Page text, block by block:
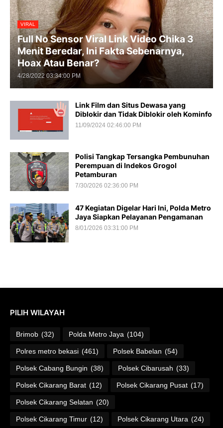
VIRAL
Full No Sensor Viral Link Video Chika 3
Menit Beredar, Ini Fakta Sebenarnya,
Hoax Atau Benar?
4/28/2022 03:34:00 PM
Link Film dan Situs Dewasa yang
Diblokir dan Tidak Diblokir oleh Kominfo
11/09/2024 02:46:00 PM
Polisi Tangkap Tersangka Pembunuhan
Perempuan di Indekos Grogol
Petamburan
7/30/2026 02:36:00 PM
47 Kegiatan Digelar Hari Ini, Polda Metro
Jaya Siapkan Pelayanan Pengamanan
8/01/2026 03:31:00 PM
PILIH WILAYAH
Brimob (32) Polda Metro Jaya (104)
Polres metro bekasi (461) Polsek Babelan (54)
Polsek Cabang Bungin (38) Polsek Cibarusah (33)
Polsek Cikarang Barat (12) Polsek Cikarang Pusat (17)
Polsek Cikarang Selatan (20)
Polsek Cikarang Timur (12) Polsek Cikarang Utara (24)